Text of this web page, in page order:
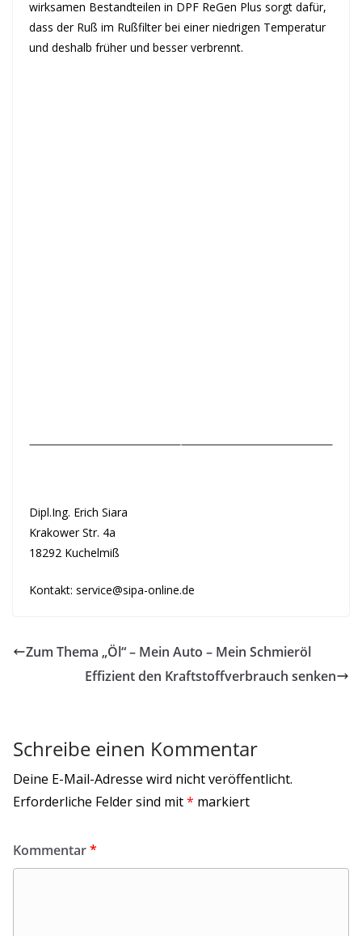
wirksamen Bestandteilen in DPF ReGen Plus sorgt dafür,
dass der Ruß im Rußfilter bei einer niedrigen Temperatur
und deshalb früher und besser verbrennt.
Dipl.Ing. Erich Siara
Krakower Str. 4a
18292 Kuchelmiß
Kontakt: service@sipa-online.de
Zum Thema „Öl“ – Mein Auto – Mein Schmieröl
Effizient den Kraftstoffverbrauch senken
Schreibe einen Kommentar
Deine E-Mail-Adresse wird nicht veröffentlicht.
Erforderliche Felder sind mit* markiert
Kommentar*